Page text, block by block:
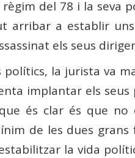
del 78 i la seva
arribar a establir
els seus
polítics, la jurista va
implantar els seus
és clar és que
de les dues
la vida